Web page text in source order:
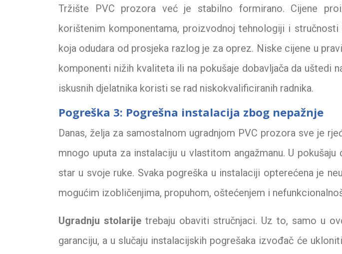
Tržište PVC prozora već je stabilno formirano. Cijene
korištenim komponentama, proizvodnoj tehnologiji i stručnosti
koja odudara od prosjeka razlog je za oprez. Niske cijene u
komponenti nižih kvaliteta ili na pokušaje dobavljača da uštedi
iskusnih djelatnika koristi se rad niskokvalificiranih radnika.
Pogreška 3: Pogrešna instalacija zbog nepažnje
Danas, želja za samostalnom ugradnjom PVC prozora sve je
mnogo uputa za instalaciju u vlastitom angažmanu. U pokušaju
star u svoje ruke. Svaka pogreška u instalaciji opterećena je
mogućim izobličenjima, propuhom, oštećenjem i
Ugradnju stolarije trebaju obaviti stručnjaci. Uz to, samo u
garanciju, a u slučaju instalacijskih pogrešaka izvođač će